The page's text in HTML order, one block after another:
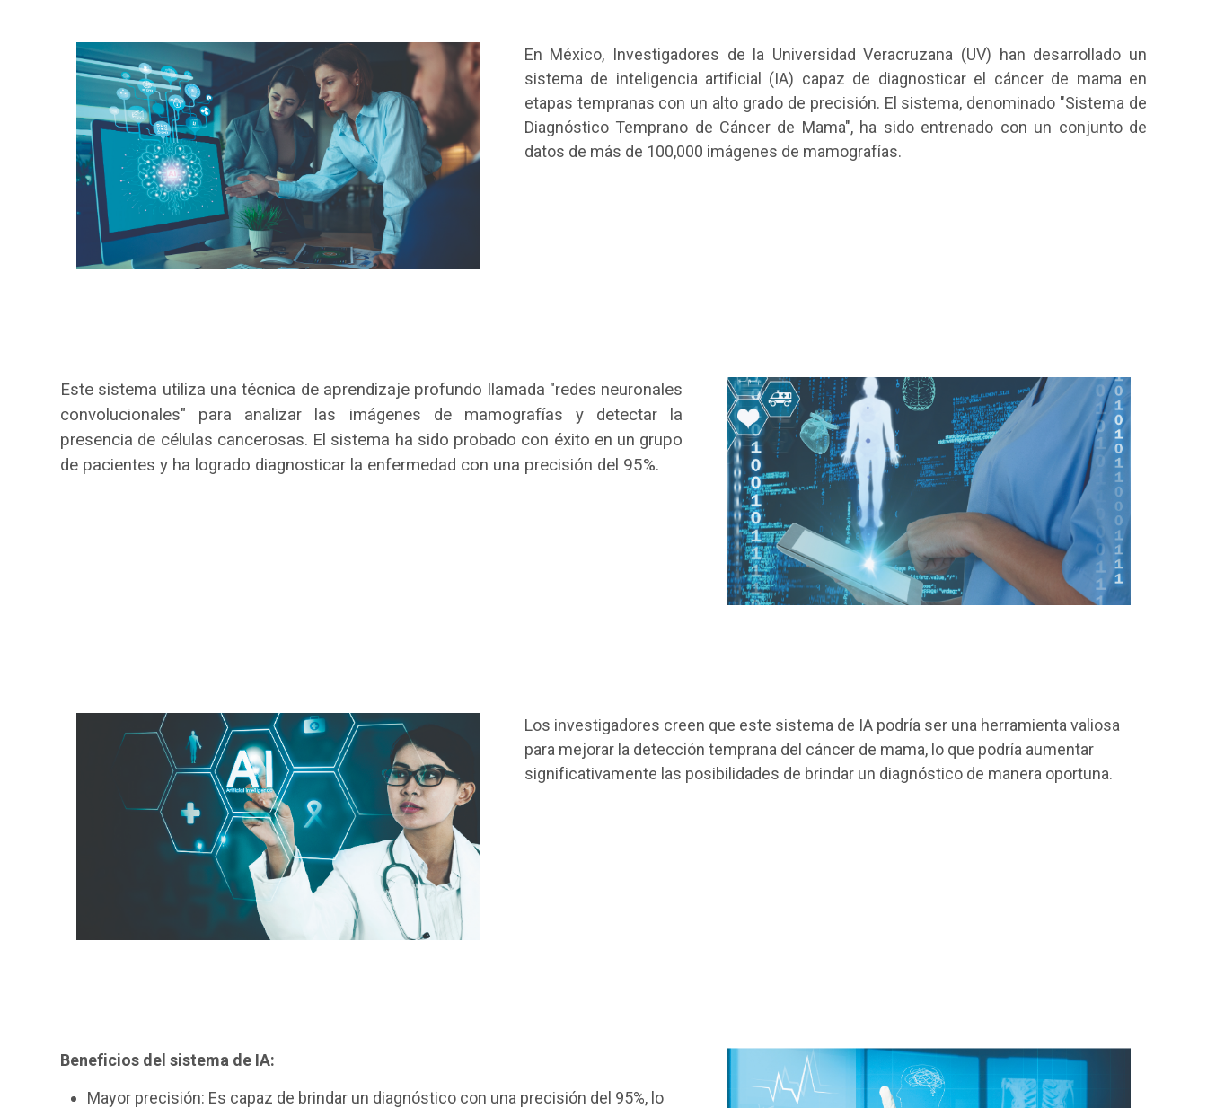
En México, Investigadores de la Universidad Veracruzana (UV) han desarrollado un
sistema de inteligencia artificial (IA) capaz de diagnosticar el cáncer de mama en
etapas tempranas con un alto grado de precisión. El sistema, denominado "Sistema de
Diagnóstico Temprano de Cáncer de Mama", ha sido entrenado con un conjunto de
datos de más de 100,000 imágenes de mamografías.
Este sistema utiliza una técnica de aprendizaje profundo llamada "redes neuronales
convolucionales" para analizar las imágenes de mamografías y detectar la
presencia de células cancerosas. El sistema ha sido probado con éxito en un grupo
de pacientes y ha logrado diagnosticar la enfermedad con una precisión del 95%.
Los investigadores creen que este sistema de IA podría ser una herramienta valiosa
para mejorar la detección temprana del cáncer de mama, lo que podría aumentar
significativamente las posibilidades de brindar un diagnóstico de manera oportuna.
Beneficios del sistema de IA:
Mayor precisión: Es capaz de brindar un diagnóstico con una precisión del 95%, lo